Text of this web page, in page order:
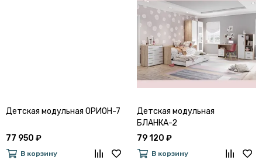
Детская модульная ОРИОН-7
77 950 ₽
В корзину
Детская модульная
БЛАНКА-2
79 120 ₽
В корзину